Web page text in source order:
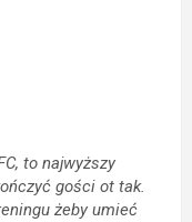
to najwyższy
gości ot tak.
żeby umieć